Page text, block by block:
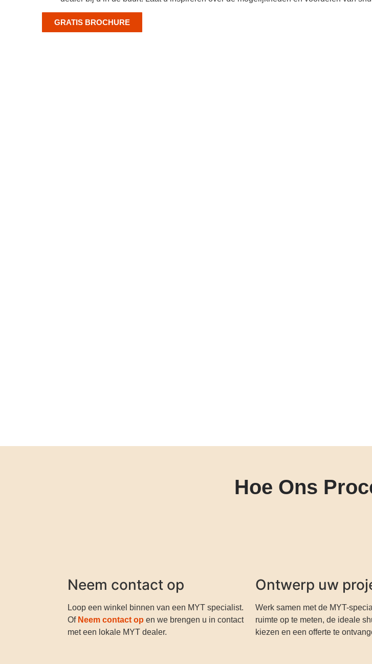
GRATIS BROCHURE
Hoe Ons
Neem contact op
Loop een winkel binnen van een MYT specialist.
Of Neem contact op en we brengen u in contact
met een lokale MYT dealer.
Ontwerp uw
Werk samen met de MYT-
ruimte op te meten, de ideale
kiezen en een offerte te